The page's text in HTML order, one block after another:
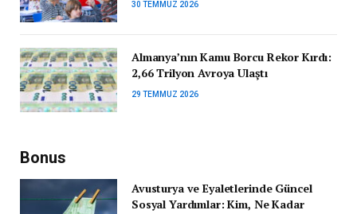
30 TEMMUZ 2026
Almanya’nın Kamu Borcu Rekor Kırdı:
2,66 Trilyon Avroya Ulaştı
29 TEMMUZ 2026
Bonus
Avusturya ve Eyaletlerinde Güncel
Sosyal Yardımlar: Kim, Ne Kadar